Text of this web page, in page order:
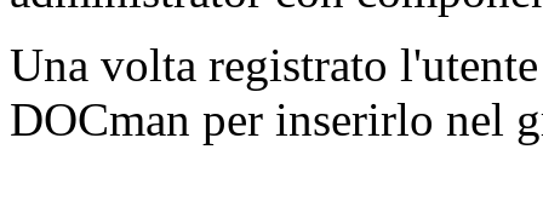
Una volta registrato
DOCman per inserirlo nel